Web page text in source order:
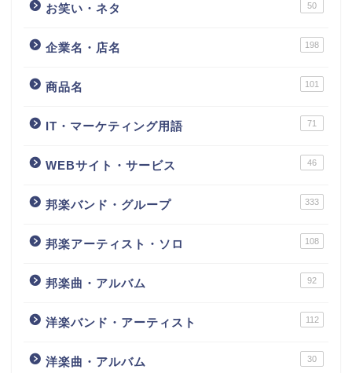
お笑い・ネタ 50
企業名・店名 198
商品名 101
IT・マーケティング用語 71
WEBサイト・サービス 46
邦楽バンド・グループ 333
邦楽アーティスト・ソロ 108
邦楽曲・アルバム 92
洋楽バンド・アーティスト 112
洋楽曲・アルバム 30